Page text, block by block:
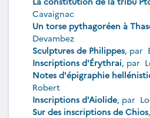
Cavaignac
Un torse pythagoréen à
Devambez
Sculptures de Philippes, par
Inscriptions d'Érythrai, par
Notes d'épigraphie
Robert
Inscriptions d'Aiolide, par
Sur des inscriptions de Chios